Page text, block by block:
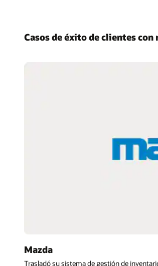
Casos de éxito de clientes
Mazda
Trasladó su sistema de gestión de